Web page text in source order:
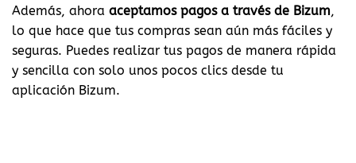
Además, ahora aceptamos pagos a través de Bizum,
lo que hace que tus compras sean aún más fáciles y
seguras. Puedes realizar tus pagos de manera rápida
y sencilla con solo unos pocos clics desde tu
aplicación Bizum.